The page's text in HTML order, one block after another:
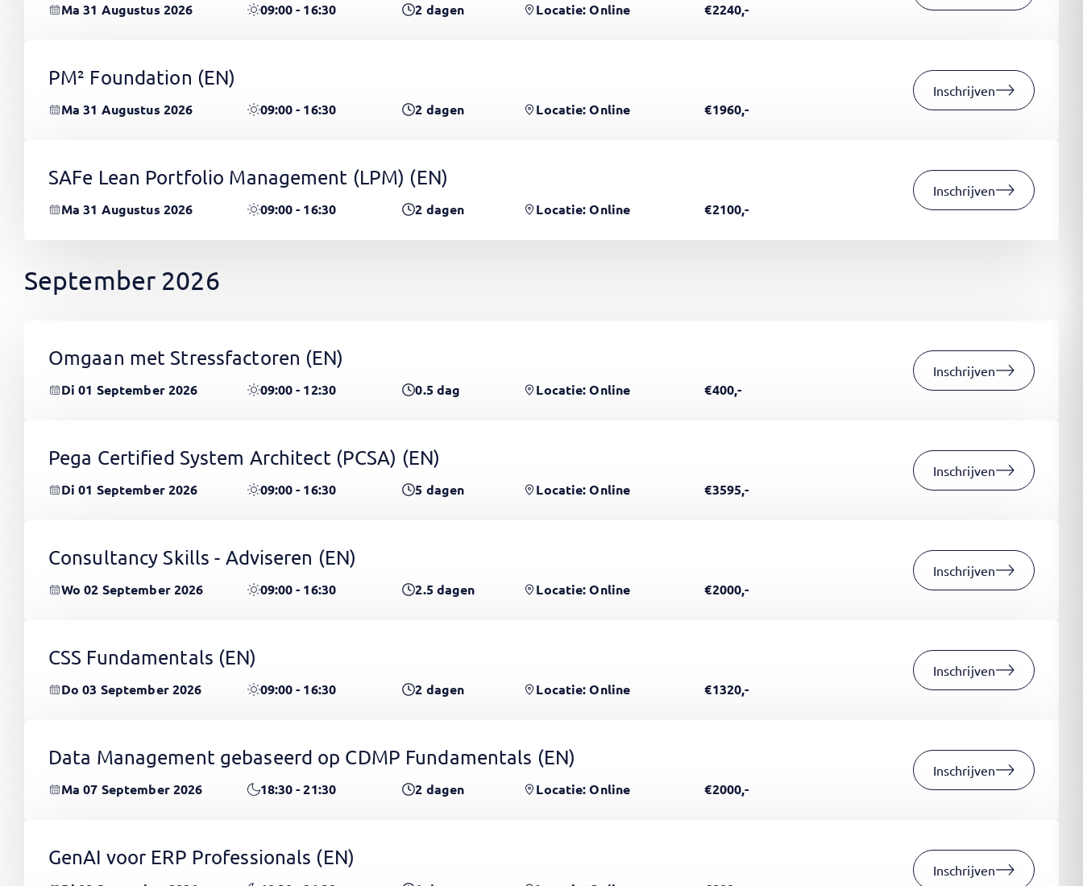
Ma 31 Augustus 2026 09:00 - 16:30 2 dagen Locatie: Online €2240,-
PM² Foundation (EN)
Ma 31 Augustus 2026 09:00 - 16:30 2 dagen Locatie: Online €1960,-
Inschrijven
SAFe Lean Portfolio Management (LPM) (EN)
Ma 31 Augustus 2026 09:00 - 16:30 2 dagen Locatie: Online €2100,-
Inschrijven
September 2026
Omgaan met Stressfactoren (EN)
Di 01 September 2026 09:00 - 12:30 0.5dag Locatie: Online €400,-
Inschrijven
Pega Certified System Architect (PCSA) (EN)
Di 01 September 2026 09:00 - 16:30 5 dagen Locatie: Online €3595,-
Inschrijven
Consultancy Skills - Adviseren (EN)
Wo 02 September 2026 09:00 - 16:30 2.5dagen Locatie: Online €2000,-
Inschrijven
CSS Fundamentals (EN)
Do 03 September 2026 09:00 - 16:30 2 dagen Locatie: Online €1320,-
Inschrijven
Data Management gebaseerd op CDMP Fundamentals (EN)
Ma 07 September 2026 18:30 - 21:30 2 dagen Locatie: Online €2000,-
Inschrijven
GenAI voor ERP Professionals (EN)
Inschrijven